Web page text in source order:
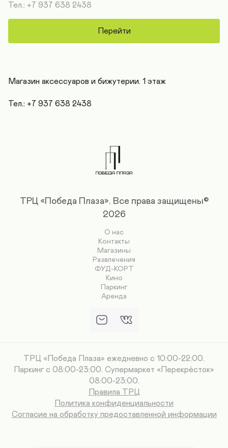
Тел.: +7 937 638 2438
Перейти
Магазин аксессуаров и бижутерии. 1 этаж
Тел.: +7 937 638 2438
ТРЦ «Победа Плаза». Все права защищены©
2026
О нас
Контакты
Магазины
Развлечения
ФУД-КОРТ
Кино
Паркинг
Аренда
ТРЦ «Победа Плаза» ежедневно с 10:00-22:00.
Паркинг с 08:00-23:00. Супермаркет «Перекрёсток»
08:00-23:00.
Правила ТРЦ
Политика конфиденциальности
Согласие на обработку предоставленной информации